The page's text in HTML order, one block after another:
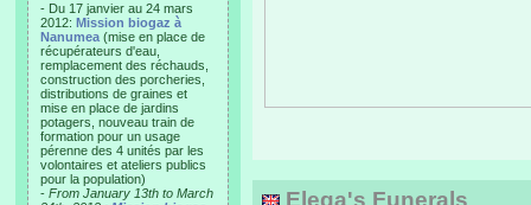
- Du 17 janvier au 24 mars
2012: Mission biogaz à
Nanumea (mise en place de
récupérateurs d'eau,
remplacement des réchauds,
construction des porcheries,
distributions de graines et
mise en place de jardins
potagers, nouveau train de
formation pour un usage
pérenne des 4 unités par les
volontaires et ateliers publics
pour la population)
- From January 13th to March
Elega's Funerals